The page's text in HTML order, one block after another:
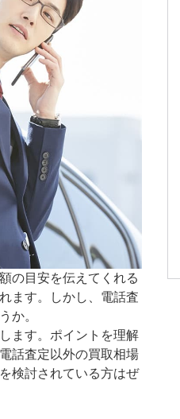
の目安を伝えてくれる
ます。しかし、電話査
か。
ます。ポイントを理解
話査定以外の買取相場
検討されている方はぜ